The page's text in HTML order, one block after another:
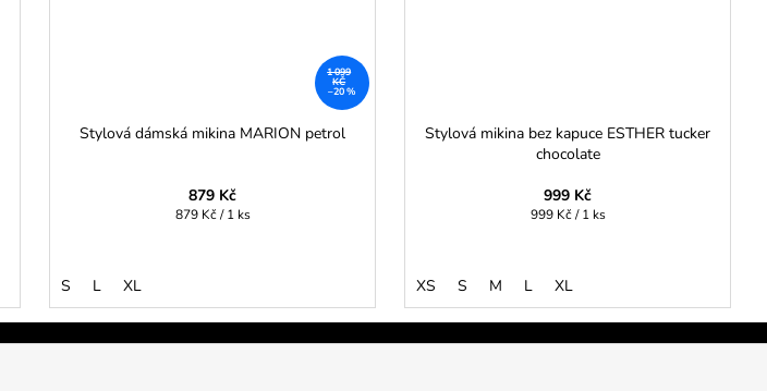
1 099
KČ
–20 %
Stylová dámská mikina MARION petrol
879 Kč
Měrná
879 Kč / 1 ks
S L XL
Stylová mikina bez kapuce ESTHER tucker
chocolate
999 Kč
Měrná
999 Kč / 1 ks
XS S M L XL